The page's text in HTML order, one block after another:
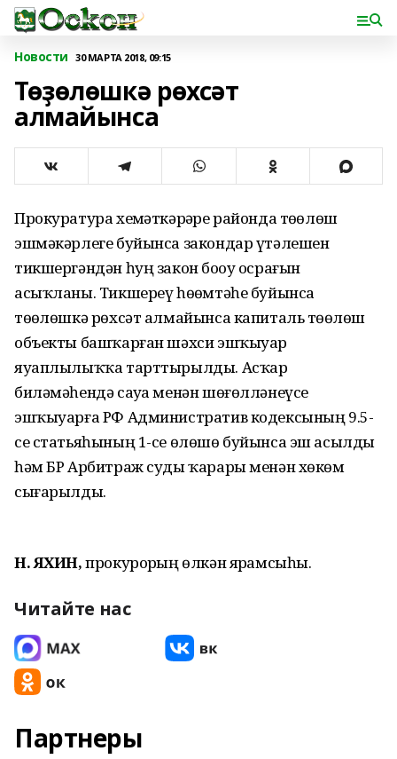
Новости 30 МАРТА 2018, 09:15
Төҙөлөшкә рөхсәт
алмайынса
Прокуратура хеҙмәткәрҙәре районда төҙөлөш
эшмәкәрлеге буйынса закондар үтәлешен
тикшергәндән һуң закон боҙоу осрағын
асыҡланы. Тикшереү һөҙөмтәһе буйынса
төҙөлөшкә рөхсәт алмайынса капиталь төҙөлөш
объекты башҡарған шәхси эшҡыуар
яуаплылыҡҡа тарттырылды. Асҡар
биләмәһендә сауҙа менән шөғөлләнеүсе
эшҡыуарға РФ Административ кодексының 9.5-
се статьяһының 1-се өлөшө буйынса эш асылды
һәм БР Арбитраж суды ҡарары менән хөкөм
сығарылды.
Н. ЯХИН,прокурорҙың өлкән ярҙамсыһы.
Читайте нас
Партнеры